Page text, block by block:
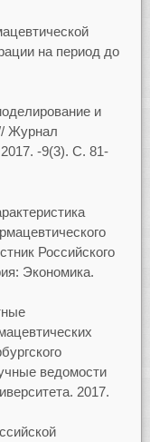
на период до
и
Журнал
-9(3). С. 81-
Российского
Экономика.
ведомости
2017.